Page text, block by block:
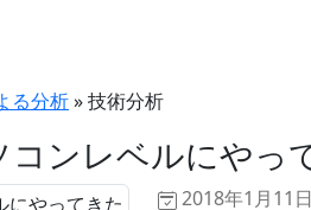
る分析» 技術分析
コンレベルにやっ
2018年1月11日